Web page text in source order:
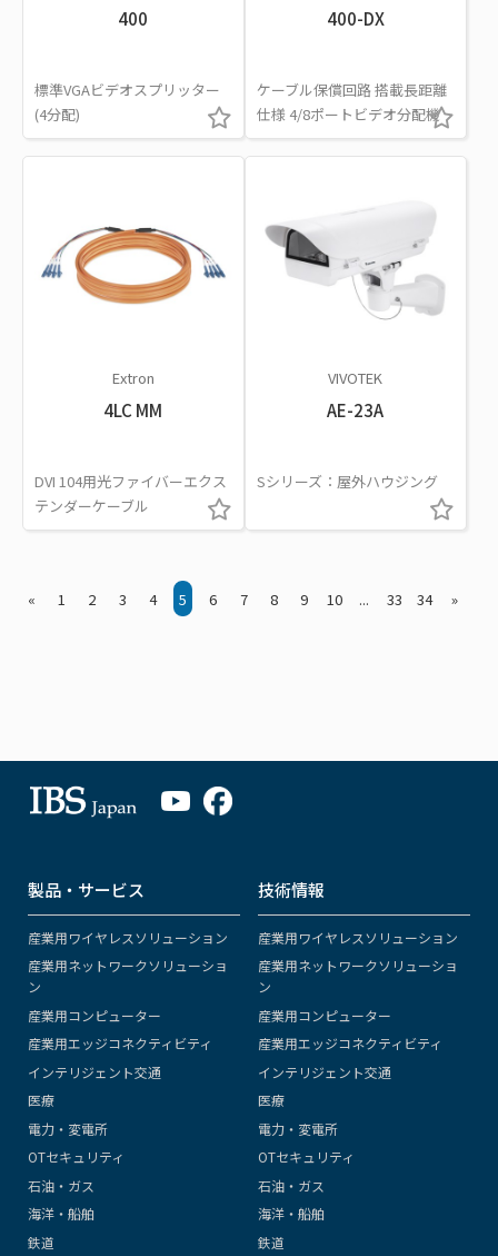
400
標準VGAビデオスプリッター
(4分配)
400-DX
ケーブル保償回路 搭載長距離
仕様 4/8ポートビデオ分配機
Extron
4LC MM
DVI 104用光ファイバーエクス
テンダーケーブル
VIVOTEK
AE-23A
Sシリーズ：屋外ハウジング
« 1 2 3 4 5 6 7 8 9 10 ... 33 34 »
製品・サービス
産業用ワイヤレスソリューション
産業用ネットワークソリューショ
ン
産業用コンピューター
産業用エッジコネクティビティ
インテリジェント交通
医療
電力・変電所
OTセキュリティ
石油・ガス
海洋・船舶
鉄道
技術情報
産業用ワイヤレスソリューション
産業用ネットワークソリューショ
ン
産業用コンピューター
産業用エッジコネクティビティ
インテリジェント交通
医療
電力・変電所
OTセキュリティ
石油・ガス
海洋・船舶
鉄道